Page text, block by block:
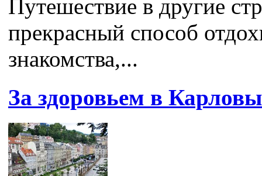
Путешествие в другие
прекрасный способ
знакомства,...
За здоровьем в